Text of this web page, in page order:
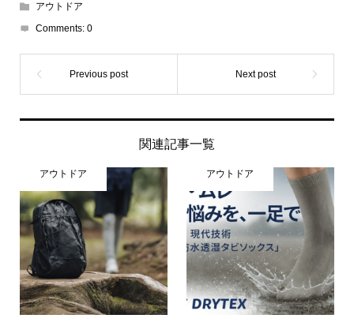
アウトドア
Comments: 0
関連記事一覧
アウトドア アウトドア